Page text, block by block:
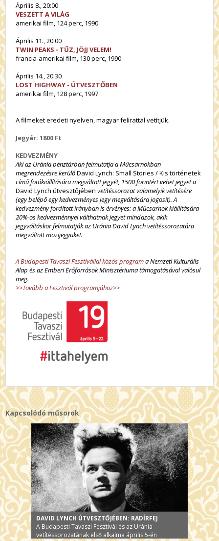
Április 8., 20:00
VESZETT A VILÁG
amerikai film, 124 perc, 1990
Április 11., 20:00
TWIN PEAKS - TŰZ, JÖJJ VELEM!
francia-amerikai film, 130 perc, 1990
Április 14., 20:30
LOST HIGHWAY - ÚTVESZTŐBEN
amerikai film, 128 perc, 1997
A filmeket eredeti nyelven, magyar felirattal vetítjük.
Jegyár: 1800 Ft
KEDVEZMÉNY
Aki az Uránia pénztárban felmutatja a Műcsarnokban
megrendezésre kerülőDavid Lynch: Small Stories / Kis történetek
című fotókiállítására megváltott jegyét, 1500 forintért vehet jegyet a
David Lynch útvesztőjében vetítéssorozat valamelyik vetítésére
(egy belépő egy kedvezményes jegy megváltására jogosít). A
kedvezmény fordított irányban is érvényes:aMűcsarnokkiállítására
20%-os kedvezménnyel válthatnak jegyet mindazok, akik
jegyváltáskor felmutatják az Uránia David Lynch vetítéssorozatára
megváltott mozijegyüket.
A Budapesti Tavaszi Fesztivállal közös programa Nemzeti Kulturális
Alap és az Emberi Erőforrások Minisztériuma támogatásával valósul
meg.
>>Tovább a Fesztivál programjához>>
Kapcsolódó műsorok
DAVID LYNCH ÚTVESZTŐJÉBEN: RADÍRFEJ
A Budapesti Tavaszi Fesztivál és az Uránia
vetítéssorozatának első alkalma április 5-én